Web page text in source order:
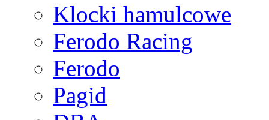
Klocki hamulcowe
Ferodo Racing
Ferodo
Pagid